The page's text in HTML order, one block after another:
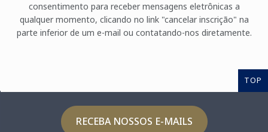
consentimento para receber mensagens eletrônicas a
qualquer momento, clicando no link "cancelar inscrição" na
parte inferior de um e-mail ou contatando-nos diretamente.
TOP
RECEBA NOSSOS E-MAILS